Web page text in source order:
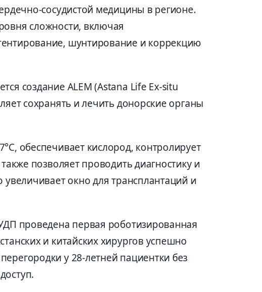
сосудистой медицины в регионе.
сложности, включая
шунтирование и коррекцию
создание ALEM (Astana Life Ex-situ
сохранять и лечить донорские органы
обеспечивает кислород, контролирует
позволяет проводить диагностику и
увеличивает окно для трансплантаций и
проведена первая роботизированная
и китайских хирургов успешно
у 28-летней пациентки без